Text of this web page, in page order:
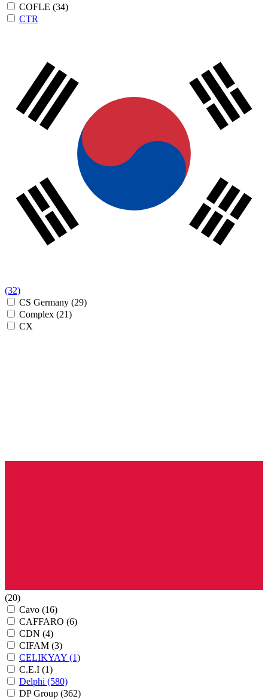
COFLE (34)
CTR
(32)
CS Germany (29)
Complex (21)
CX
(20)
Cavo (16)
CAFFARO (6)
CDN (4)
CIFAM (3)
CELIKYAY (1)
C.E.I (1)
Delphi (580)
DP Group (362)